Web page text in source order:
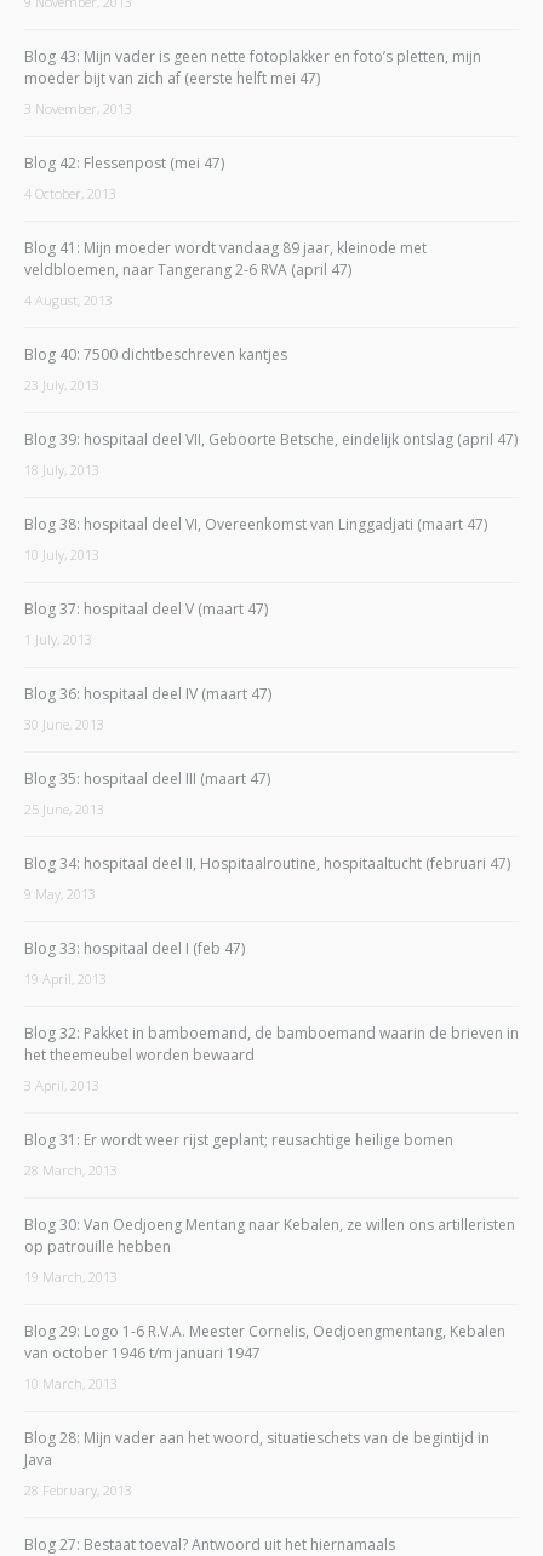
Blog 43: Mijn vader is geen nette fotoplakker en foto’s pletten, mijn
moeder bijt van zich af (eerste helft mei 47)
3 November, 2013
Blog 42: Flessenpost (mei 47)
4 October, 2013
Blog 41: Mijn moeder wordt vandaag 89 jaar, kleinode met
veldbloemen, naar Tangerang 2-6 RVA (april 47)
4 August, 2013
Blog 40: 7500 dichtbeschreven kantjes
23 July, 2013
Blog 39: hospitaal deel VII, Geboorte Betsche, eindelijk ontslag (april 47)
18 July, 2013
Blog 38: hospitaal deel VI, Overeenkomst van Linggadjati (maart 47)
10 July, 2013
Blog 37: hospitaal deel V (maart 47)
1 July, 2013
Blog 36: hospitaal deel IV (maart 47)
30 June, 2013
Blog 35: hospitaal deel III (maart 47)
25 June, 2013
Blog 34: hospitaal deel II, Hospitaalroutine, hospitaaltucht (februari 47)
9 May, 2013
Blog 33: hospitaal deel I (feb 47)
19 April, 2013
Blog 32: Pakket in bamboemand, de bamboemand waarin de brieven in
het theemeubel worden bewaard
3 April, 2013
Blog 31: Er wordt weer rijst geplant; reusachtige heilige bomen
28 March, 2013
Blog 30: Van Oedjoeng Mentang naar Kebalen, ze willen ons artilleristen
op patrouille hebben
19 March, 2013
Blog 29: Logo 1-6 R.V.A. Meester Cornelis, Oedjoengmentang, Kebalen
van october 1946 t/m januari 1947
10 March, 2013
Blog 28: Mijn vader aan het woord, situatieschets van de begintijd in
Java
28 February, 2013
Blog 27: Bestaat toeval? Antwoord uit het hiernamaals